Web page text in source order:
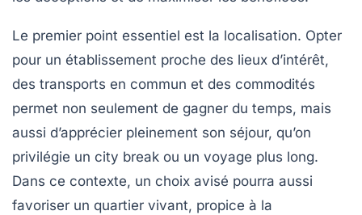
Le premier point essentiel est la localisation. Opter
pour un établissement proche des lieux d’intérêt,
des transports en commun et des commodités
permet non seulement de gagner du temps, mais
aussi d’apprécier pleinement son séjour, qu’on
privilégie un city break ou un voyage plus long.
Dans ce contexte, un choix avisé pourra aussi
favoriser un quartier vivant, propice à la